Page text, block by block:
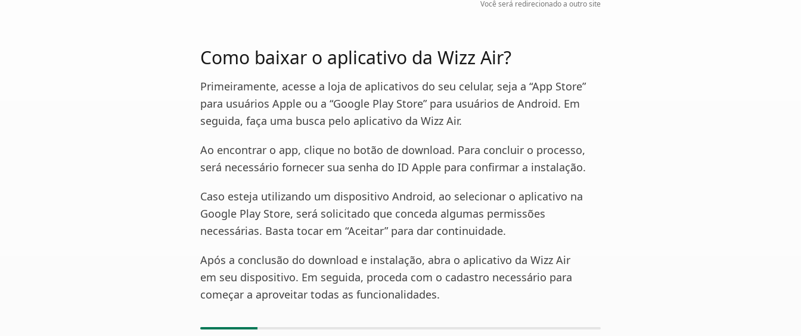
Você será redirecionado a outro site
Como baixar o aplicativo da Wizz Air?
Primeiramente, acesse a loja de aplicativos do seu celular, seja a “App Store”
para usuários Apple ou a “Google Play Store” para usuários de Android. Em
seguida, faça uma busca pelo aplicativo da Wizz Air.
Ao encontrar o app, clique no botão de download. Para concluir o processo,
será necessário fornecer sua senha do ID Apple para confirmar a instalação.
Caso esteja utilizando um dispositivo Android, ao selecionar o aplicativo na
Google Play Store, será solicitado que conceda algumas permissões
necessárias. Basta tocar em “Aceitar” para dar continuidade.
Após a conclusão do download e instalação, abra o aplicativo da Wizz Air
em seu dispositivo. Em seguida, proceda com o cadastro necessário para
começar a aproveitar todas as funcionalidades.